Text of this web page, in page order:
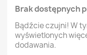
Brak dostępnych
Bądźcie czujni! W
wyświetlonych
dodawania.